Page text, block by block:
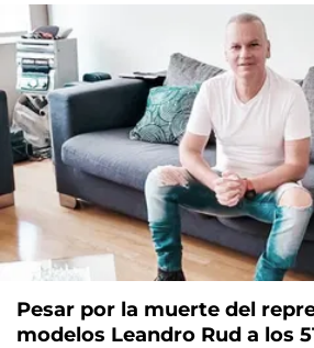
Pesar por la muerte del
modelos Leandro Rud a los